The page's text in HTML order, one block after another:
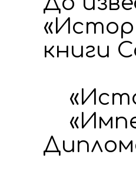
книги